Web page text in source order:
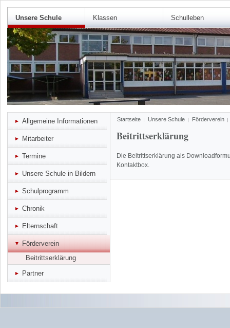
Unsere Schule Klassen Schulleben
Startseite Unsere Schule Förderverein
Beitrittserklärung
Die Beitrittserklärung als
Kontaktbox.
Allgemeine Informationen
Mitarbeiter
Termine
Unsere Schule in Bildern
Schulprogramm
Chronik
Elternschaft
Förderverein
Beitrittserklärung
Partner